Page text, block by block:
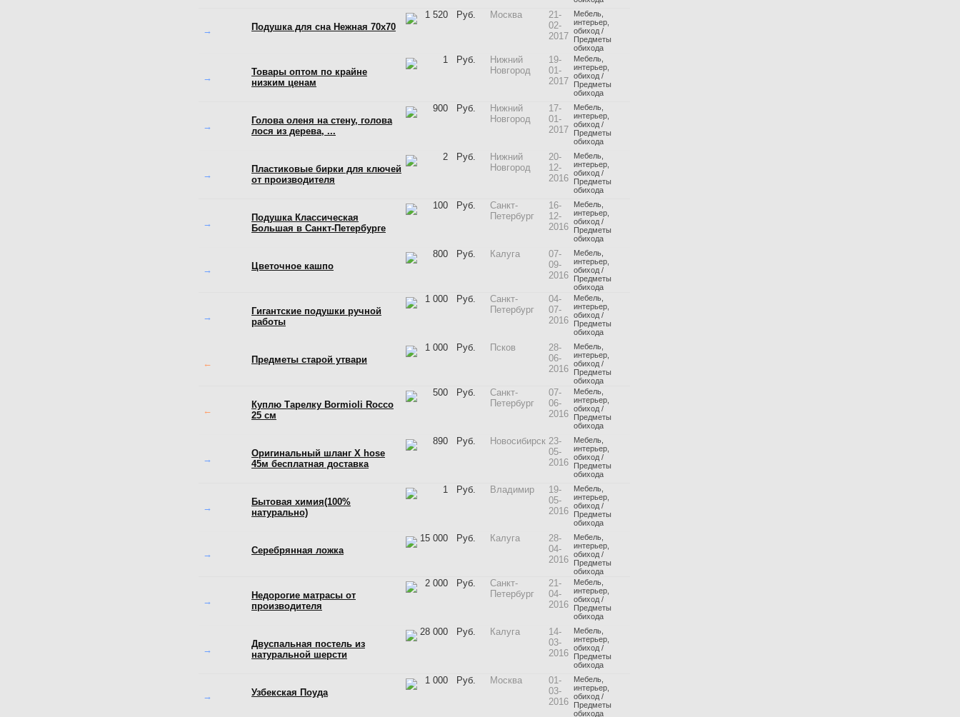
→ Подушка для сна Нежная 70х70
Руб.
1 520 Москва
21-
02-
2017
Мебель,
интерьер,
обиход /
Предметы
обихода
→
Товары оптом по крайне
низким ценам
Руб.
1
Нижний
Новгород
19-
01-
2017
Мебель,
интерьер,
обиход /
Предметы
обихода
→
Голова оленя на стену, голова
лося из дерева, ...
Руб.
900
Нижний
Новгород
17-
01-
2017
Мебель,
интерьер,
обиход /
Предметы
обихода
→
Пластиковые бирки для ключей
от производителя
Руб.
2
Нижний
Новгород
20-
12-
2016
Мебель,
интерьер,
обиход /
Предметы
обихода
→
Подушка Классическая
Большая в Санкт-Петербурге
Руб.
100
Санкт-
Петербург
16-
12-
2016
Мебель,
интерьер,
обиход /
Предметы
обихода
→ Цветочное кашпо
Руб.
800 Калуга
07-
09-
2016
Мебель,
интерьер,
обиход /
Предметы
обихода
→
Гигантские подушки ручной
работы
Руб.
1 000
Санкт-
Петербург
04-
07-
2016
Мебель,
интерьер,
обиход /
Предметы
обихода
← Предметы старой утвари
Руб.
1 000 Псков
28-
06-
2016
Мебель,
интерьер,
обиход /
Предметы
обихода
←
Куплю Тарелку Bormioli Rocco
25 см
Руб.
500
Санкт-
Петербург
07-
06-
2016
Мебель,
интерьер,
обиход /
Предметы
обихода
→
Opигинaльный шлaнг X hose
45м бecплaтнaя дocтaвкa
Руб.
890 Новосибирск 23-
05-
2016
Мебель,
интерьер,
обиход /
Предметы
обихода
→
Бытовая химия(100%
натурально)
Руб.
1 Владимир
19-
05-
2016
Мебель,
интерьер,
обиход /
Предметы
обихода
→ Серебрянная ложка
Руб.
15 000 Калуга
28-
04-
2016
Мебель,
интерьер,
обиход /
Предметы
обихода
→
Недорогие матрасы от
производителя
Руб.
2 000
Санкт-
Петербург
21-
04-
2016
Мебель,
интерьер,
обиход /
Предметы
обихода
→
Двуспальная постель из
натуральной шерсти
Руб.
28 000 Калуга
14-
03-
2016
Мебель,
интерьер,
обиход /
Предметы
обихода
→ Узбекская Поуда
Руб.
1 000 Москва
01-
03-
2016
Мебель,
интерьер,
обиход /
Предметы
обихода